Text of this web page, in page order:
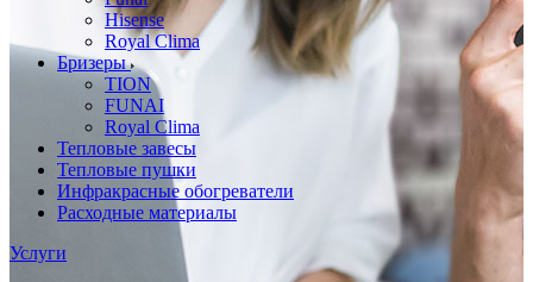
Hisense
Royal Clima
Бризеры
TION
FUNAI
Royal Clima
Тепловые завесы
Тепловые пушки
Инфракрасные обогреватели
Расходные материалы
Услуги